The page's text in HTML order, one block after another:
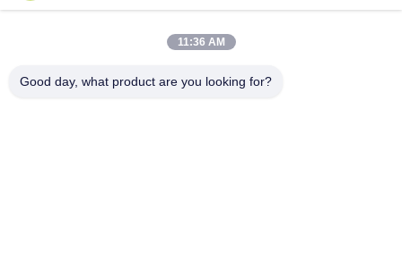
버릴 수 있는 PVA 수용성 빨래 자루, 병원 해소할 수 있는 세정 가
11:36 AM
Good day, what product are you looking for?